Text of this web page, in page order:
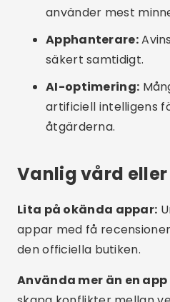
Manuell rengöring: Gå
manuellt. Radera
du inte längre använder.
Periodisk omstart:
Att
hjälper till att frigöra
Systemuppdatering:
uppdaterat. Många
minnesoptimeringar.
Använd ljusläge:
minnesanvändningen.